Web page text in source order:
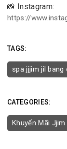
️📸 Instagram:
https://
TAGS:
spa jjjim jil bang
CATEGORIES:
Khuyến Mãi Jjim